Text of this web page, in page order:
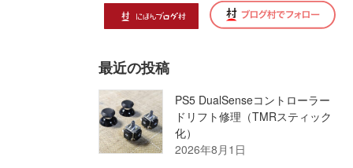
最近の投稿
PS5 DualSenseコントローラー
ドリフト修理（TMRスティック
化）
2026年8月1日